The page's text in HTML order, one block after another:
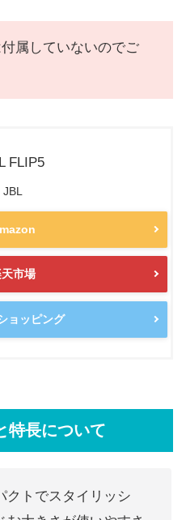
属していないのでご
FLIP5
JBL
市場
ョッピング
特長について
クトでスタイリッシ